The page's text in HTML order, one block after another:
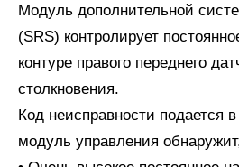
Модуль дополнительной
(SRS) контролирует
контуре правого переднего
столкновения.
Код неисправности подается
модуль управления